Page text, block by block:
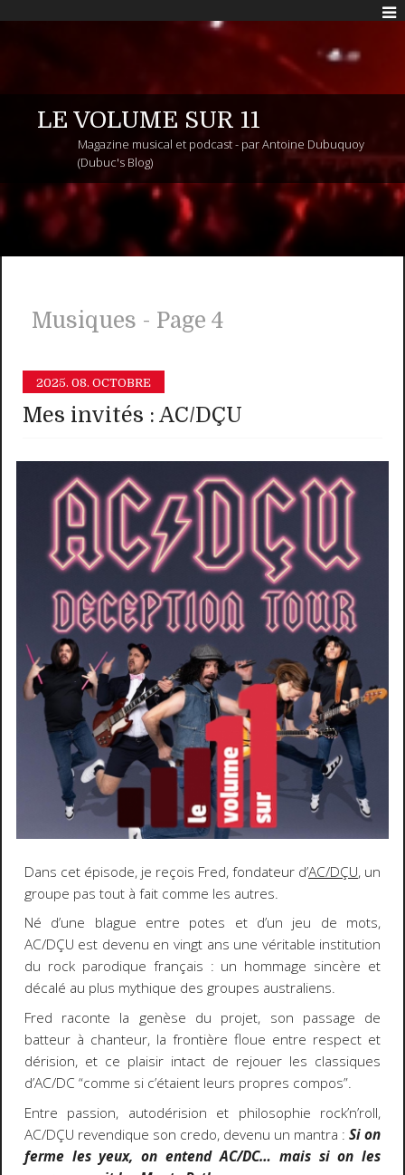
LE VOLUME SUR 11
Magazine musical et podcast - par Antoine Dubuquoy
(Dubuc's Blog)
Musiques - Page 4
2025. 08. OCTOBRE
Mes invités : AC/DÇU
Dans cet épisode, je reçois Fred, fondateur d’AC/DÇU, un
groupe pas tout à fait comme les autres.
Né d’une blague entre potes et d’un jeu de mots,
AC/DÇU est devenu en vingt ans une véritable institution
du rock parodique français : un hommage sincère et
décalé au plus mythique des groupes australiens.
Fred raconte la genèse du projet, son passage de
batteur à chanteur, la frontière floue entre respect et
dérision, et ce plaisir intact de rejouer les classiques
d’AC/DC “comme si c’étaient leurs propres compos”.
Entre passion, autodérision et philosophie rock’n’roll,
AC/DÇU revendique son credo, devenu un mantra :Si on
ferme les yeux, on entend AC/DC… mais si on les